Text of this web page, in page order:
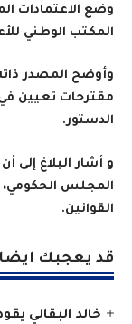
وضع الاعتمادات
المكتب الوطني
وأوضح المصدر
الدستور.
و أشار البلاغ
المجلس
القوانين.
قد يعجبك ايضا
خالد البقالي